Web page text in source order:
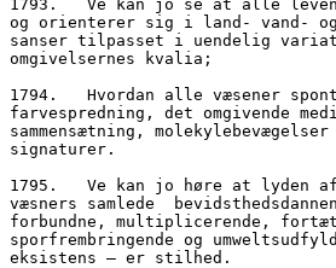
1793.	Ve kan jo se at alle levende væsener bevæger
og orienterer sig i land- vand-
sanser tilpasset i uendelig
omgivelsernes kvalia;
1794.	Hvordan alle væsener spontant opfanger
farvespredning, det omgivende
sammensætning, molekylebevægelser
signaturer.
1795.	Ve kan jo høre at lyden af alle levende
væsners samlede
forbundne, multiplicerende,
sporfrembringende og
eksistens – er stilhed.